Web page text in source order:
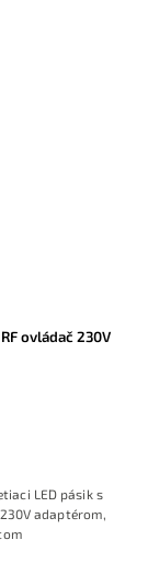
ovládač 230V
LED pásik s
adaptérom,